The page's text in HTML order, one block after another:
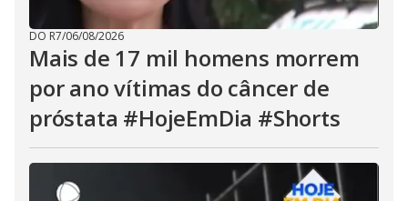
DO R7/06/08/2026
Mais de 17 mil homens morrem
por ano vítimas do câncer de
próstata #HojeEmDia #Shorts